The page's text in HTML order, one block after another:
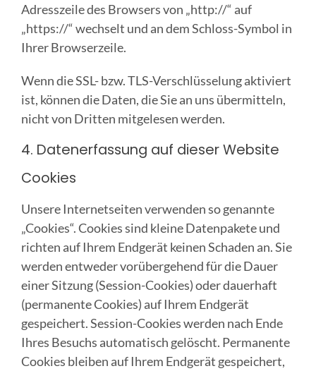
Adresszeile des Browsers von „http://“ auf
„https://“ wechselt und an dem Schloss-Symbol in
Ihrer Browserzeile.
Wenn die SSL- bzw. TLS-Verschlüsselung aktiviert
ist, können die Daten, die Sie an uns übermitteln,
nicht von Dritten mitgelesen werden.
4. Datenerfassung auf dieser Website
Cookies
Unsere Internetseiten verwenden so genannte
„Cookies“. Cookies sind kleine Datenpakete und
richten auf Ihrem Endgerät keinen Schaden an. Sie
werden entweder vorübergehend für die Dauer
einer Sitzung (Session-Cookies) oder dauerhaft
(permanente Cookies) auf Ihrem Endgerät
gespeichert. Session-Cookies werden nach Ende
Ihres Besuchs automatisch gelöscht. Permanente
Cookies bleiben auf Ihrem Endgerät gespeichert,